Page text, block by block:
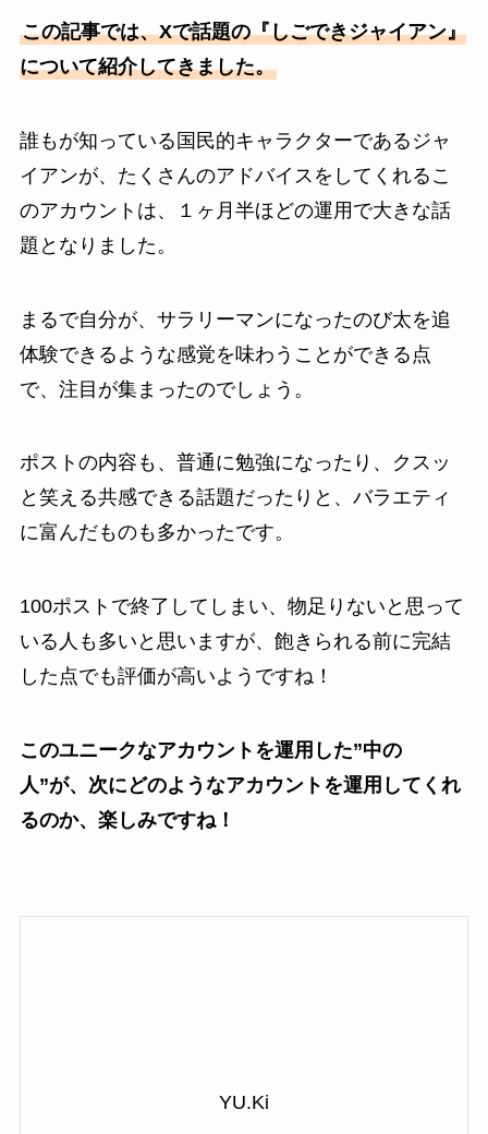
この記事では、Xで話題の『しごできジャイアン』
について紹介してきました。
誰もが知っている国民的キャラクターであるジャ
イアンが、たくさんのアドバイスをしてくれるこ
のアカウントは、１ヶ月半ほどの運用で大きな話
題となりました。
まるで自分が、サラリーマンになったのび太を追
体験できるような感覚を味わうことができる点
で、注目が集まったのでしょう。
ポストの内容も、普通に勉強になったり、クスッ
と笑える共感できる話題だったりと、バラエティ
に富んだものも多かったです。
100ポストで終了してしまい、物足りないと思って
いる人も多いと思いますが、飽きられる前に完結
した点でも評価が高いようですね！
このユニークなアカウントを運用した”中の
人”が、次にどのようなアカウントを運用してくれ
るのか、楽しみですね！
YU.Ki